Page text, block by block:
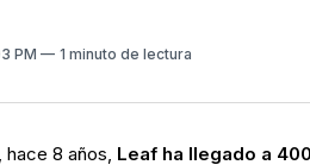
PM 1 minuto de lectura
hace 8 años, Leaf ha llegado a